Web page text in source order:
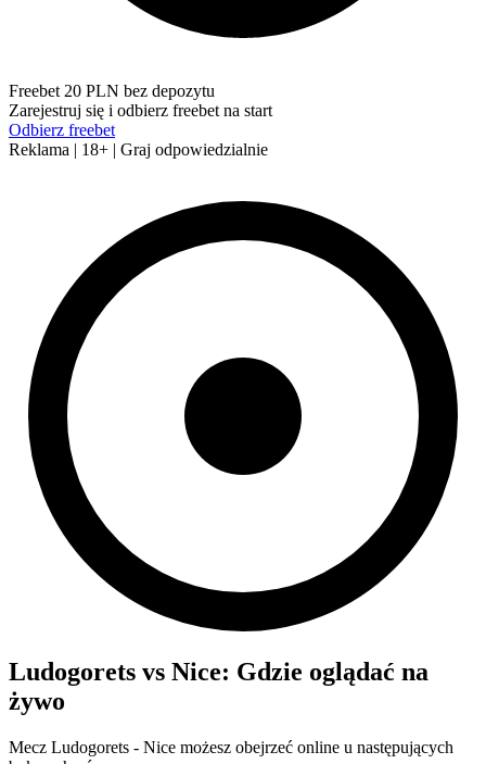
Freebet 20 PLN bez depozytu
Zarejestruj się i odbierz freebet na start
Odbierz freebet
Reklama | 18+ | Graj odpowiedzialnie
Ludogorets vs Nice: Gdzie oglądać na
żywo
Mecz Ludogorets - Nice możesz obejrzeć online u następujących